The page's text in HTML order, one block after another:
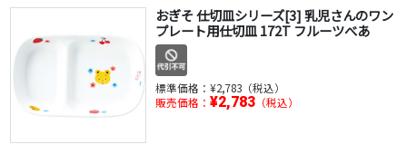
おぎそ 仕切皿シリーズ[3] 乳児さんのワン
プレート用仕切皿 172T フルーツべあ
標準価格： ¥2,783（税込）
販売価格： ¥2,783（税込）